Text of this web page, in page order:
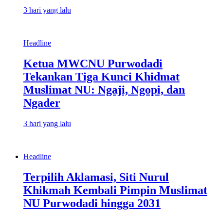
3 hari yang lalu
Headline
Ketua MWCNU Purwodadi
Tekankan Tiga Kunci Khidmat
Muslimat NU: Ngaji, Ngopi, dan
Ngader
3 hari yang lalu
Headline
Terpilih Aklamasi, Siti Nurul
Khikmah Kembali Pimpin Muslimat
NU Purwodadi hingga 2031